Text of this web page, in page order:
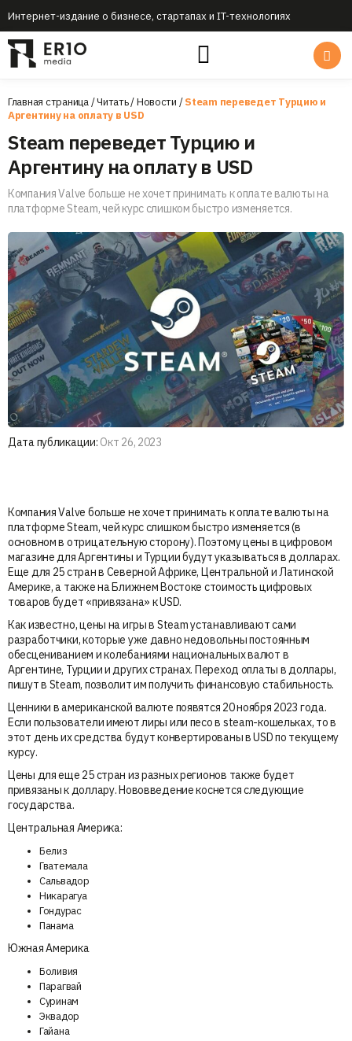
Интернет-издание о бизнесе, стартапах и IT-технологиях
Главная страница/Читать/Новости /Steam переведет Турцию и
Аргентину на оплату в USD
Steam переведет Турцию и
Аргентину на оплату в USD
Компания Valve больше не хочет принимать к оплате валюты на
платформе Steam, чей курс слишком быстро изменяется.
Дата публикации: Окт 26, 2023
Компания Valve больше не хочет принимать к оплате валюты на
платформе Steam, чей курс слишком быстро изменяется (в
основном в отрицательную сторону). Поэтому цены в цифровом
магазине для Аргентины и Турции будут указываться в долларах.
Еще для 25 стран в Северной Африке, Центральной и Латинской
Америке, а также на Ближнем Востоке стоимость цифровых
товаров будет «привязана» к USD.
Как известно, цены на игры в Steam устанавливают сами
разработчики, которые уже давно недовольны постоянным
обесцениванием и колебаниями национальных валют в
Аргентине, Турции и других странах. Переход оплаты в доллары,
пишут в Steam, позволит им получить финансовую стабильность.
Ценники в американской валюте появятся 20 ноября 2023 года.
Если пользователи имеют лиры или песо в steam-кошельках, то в
этот день их средства будут конвертированы в USD по текущему
курсу.
Цены для еще 25 стран из разных регионов также будет
привязаны к доллару. Нововведение коснется следующие
государства.
Центральная Америка:
Белиз
Гватемала
Сальвадор
Никарагуа
Гондурас
Панама
Южная Америка
Боливия
Парагвай
Суринам
Эквадор
Гайана